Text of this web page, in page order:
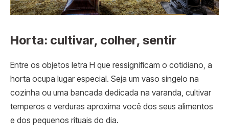
Horta: cultivar, colher, sentir
Entre os objetos letra H que ressignificam o cotidiano, a
horta ocupa lugar especial. Seja um vaso singelo na
cozinha ou uma bancada dedicada na varanda, cultivar
temperos e verduras aproxima você dos seus alimentos
e dos pequenos rituais do dia.